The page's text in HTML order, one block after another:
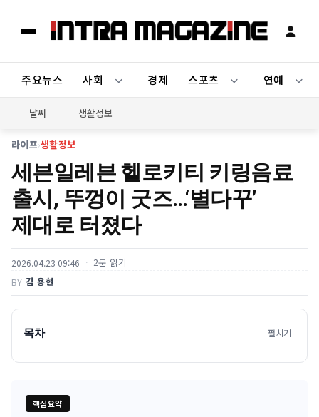
주요뉴스 사회 경제 스포츠 연예
날씨 생활정보
라이프›생활정보
세븐일레븐 헬로키티 키링음료
출시, 뚜껑이 굿즈…‘별다꾸’
제대로 터졌다
2026.04.23 09:46 2분 읽기
BY 김 용현
목차 펼치기
핵심요약